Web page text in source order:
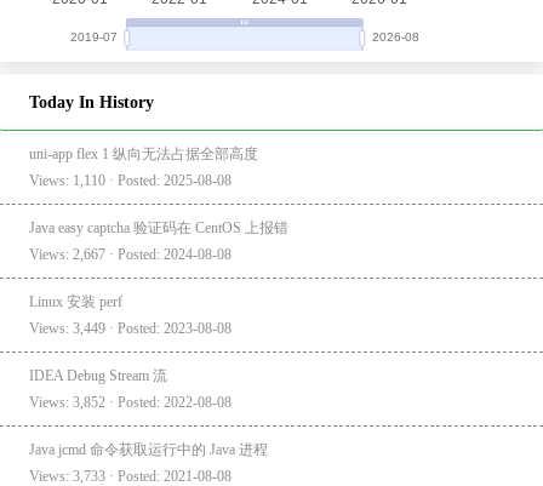
Today In History
uni-app flex 1 纵向无法占据全部高度
Views: 1,110 · Posted: 2025-08-08
Java easy captcha 验证码在 CentOS 上报错
Views: 2,667 · Posted: 2024-08-08
Linux 安装 perf
Views: 3,449 · Posted: 2023-08-08
IDEA Debug Stream 流
Views: 3,852 · Posted: 2022-08-08
Java jcmd 命令获取运行中的 Java 进程
Views: 3,733 · Posted: 2021-08-08